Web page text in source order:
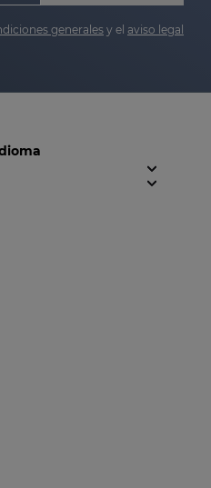
generales y el aviso legal